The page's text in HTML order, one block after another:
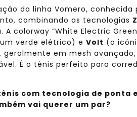
da linha Vomero,
combinando as tecnologias
colorway “White Electric
verde elétrico) e Volt (o
geralmente em mesh
É o tênis perfeito para
com tecnologia de ponta
vai querer um par?